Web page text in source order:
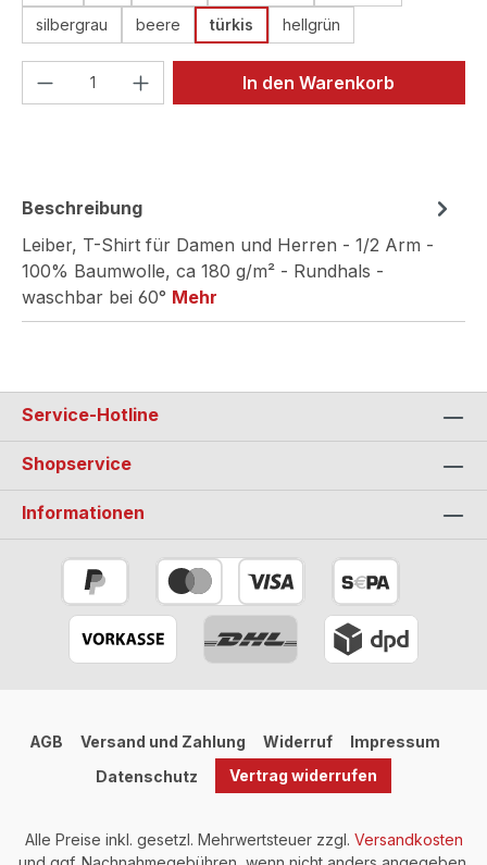
silbergrau
beere türkis hellgrün
Produkt Anzahl: Gib denIn den Warenkorb
Beschreibung
Leiber, T-Shirt für Damen und Herren - 1/2 Arm -
100% Baumwolle, ca 180 g/m² - Rundhals -
waschbar bei 60° Mehr
Service-Hotline
Shopservice
Informationen
AGB Versand und Zahlung Widerruf
Impressum
Datenschutz
Vertrag widerrufen
Alle Preise inkl. gesetzl. Mehrwertsteuer zzgl. Versandkosten